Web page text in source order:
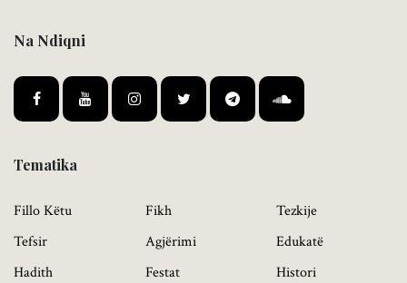
Na Ndiqni
Tematika
Fillo Këtu
Tefsir
Hadith
Fikh
Agjërimi
Festat
Tezkije
Edukatë
Histori